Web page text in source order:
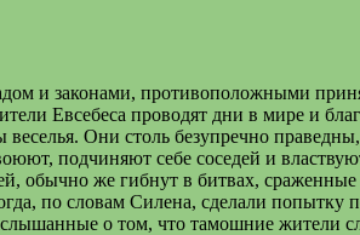
и законами, противоположными
Евсебеса проводят дни в мире и
веселья. Они столь безупречно
подчиняют себе соседей и
обычно же гибнут в битвах,
по словам Силена, сделали
о том, что тамошние